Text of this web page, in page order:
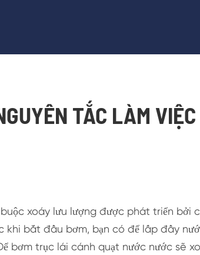
TẮC LÀM VIỆC
xoáy lưu lượng được phát triển bởi
khi bắt đầu bơm, bạn có để lấp đầy
bơm trục lái cánh quạt nước nước sẽ